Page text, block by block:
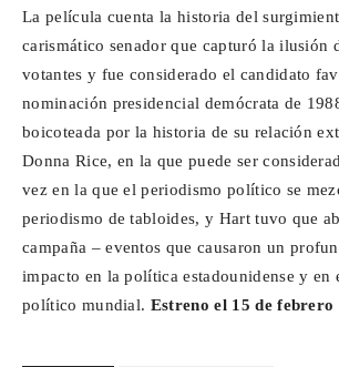
La película cuenta la historia del
carismático senador que capturó la ilusión
votantes y fue considerado el candidato
nominación presidencial demócrata de
boicoteada por la historia de su relación
Donna Rice, en la que puede ser
vez en la que el periodismo político se
periodismo de tabloides, y Hart tuvo que
campaña – eventos que causaron un
impacto en la política estadounidense y en
político mundial. Estreno el 15 de febrero